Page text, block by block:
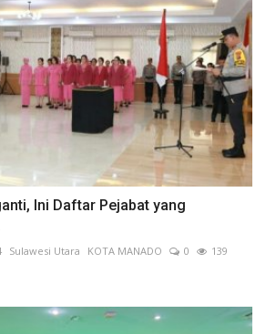
Ini Daftar Pejabat yang
Sulawesi Utara KOTA MANADO 0
139